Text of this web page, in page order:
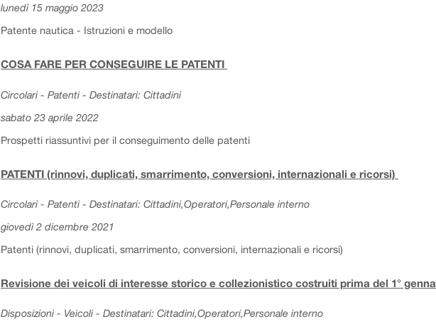
lunedì 15 maggio 2023
Patente nautica - Istruzioni e modello
COSA FARE PER CONSEGUIRE LE PATENTI
Circolari - Patenti - Destinatari: Cittadini
sabato 23 aprile 2022
Prospetti riassuntivi per il conseguimento delle patenti
PATENTI (rinnovi, duplicati, smarrimento, conversioni, internazionali e ricorsi)
Circolari - Patenti - Destinatari: Cittadini,Operatori,Personale interno
giovedì 2 dicembre 2021
Patenti (rinnovi, duplicati, smarrimento, conversioni, internazionali e ricorsi)
Revisione dei veicoli di interesse storico e collezionistico costruiti prima del 1°
Disposizioni - Veicoli - Destinatari: Cittadini,Operatori,Personale interno